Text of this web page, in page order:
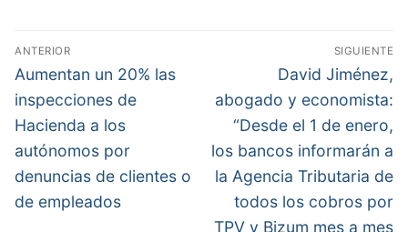
ANTERIOR
Aumentan un 20% las
inspecciones de
Hacienda a los
autónomos por
denuncias de clientes o
de empleados
SIGUIENTE
David Jiménez,
abogado y economista:
“Desde el 1 de enero,
los bancos informarán a
la Agencia Tributaria de
todos los cobros por
TPV y Bizum mes a mes